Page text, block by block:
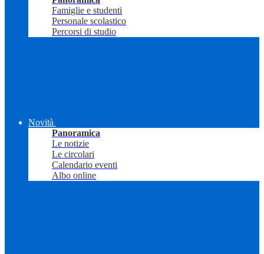
Famiglie e studenti
Personale scolastico
Percorsi di studio
Novità
Panoramica
Le notizie
Le circolari
Calendario eventi
Albo online